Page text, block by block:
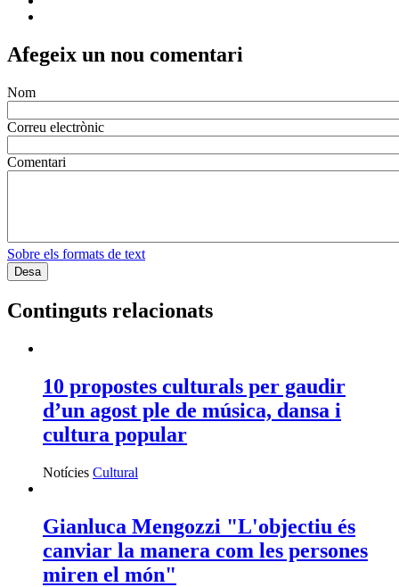
Afegeix un nou comentari
Nom
Correu electrònic
Comentari
Sobre els formats de text
Continguts relacionats
10 propostes culturals per gaudir
d’un agost ple de música, dansa i
cultura popular
Notícies Cultural
Gianluca Mengozzi "L'objectiu és
canviar la manera com les persones
miren el món"